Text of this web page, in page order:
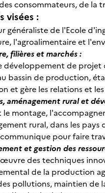
consommateurs, de la
visées :
généraliste de l'Ecole
l'agroalimentaire et
filières et marchés :
développement de projet
bassin de production,
et gère les relations et
aménagement rural et
montage,
rural, dans les
pour faire
et gestion des
des techniques
de la production
pollutions, maintien de